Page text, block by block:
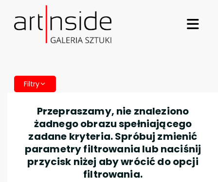
Filtry
Przepraszamy, nie znaleziono
żadnego obrazu spełniającego
zadane kryteria. Spróbuj zmienić
parametry filtrowania lub naciśnij
przycisk niżej aby wrócić do opcji
filtrowania.